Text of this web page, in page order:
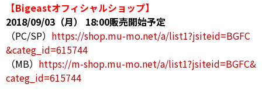
【Bigeastオフィシャルショップ】
2018/09/03（月） 18:00販売開始予定
（PC/SP） https://shop.mu-mo.net/a/list1?jsiteid=BGFC
&categ_id=615744
（MB） https://m-shop.mu-mo.net/a/list1?jsiteid=BGFC&
categ_id=615744